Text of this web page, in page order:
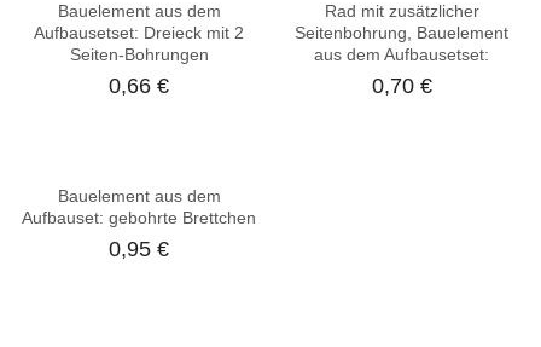
Bauelement aus dem
Aufbausetset: Dreieck mit 2
Seiten-Bohrungen
0,66€
Rad mit zusätzlicher
Seitenbohrung, Bauelement
aus dem Aufbausetset:
0,70 €
Bauelement aus dem
Aufbauset: gebohrte Brettchen
0,95€